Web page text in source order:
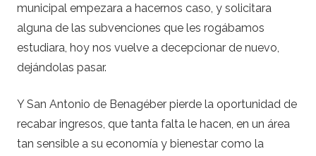
municipal empezara a hacernos caso, y solicitara
alguna de las subvenciones que les rogábamos
estudiara, hoy nos vuelve a decepcionar de nuevo,
dejándolas pasar.
Y San Antonio de Benagéber pierde la oportunidad de
recabar ingresos, que tanta falta le hacen, en un área
tan sensible a su economía y bienestar como la